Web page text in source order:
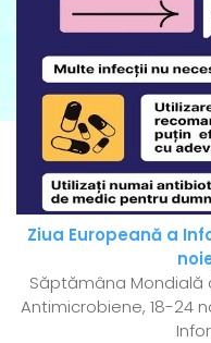
Ziua Europeană a
Săptămâna Mondială
Antimicrobiene, 18-24